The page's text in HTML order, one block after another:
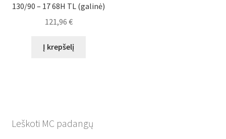
130/90 – 17 68H TL (galinė)
121,96 €
Į krepšelį
Leškoti MC padangų